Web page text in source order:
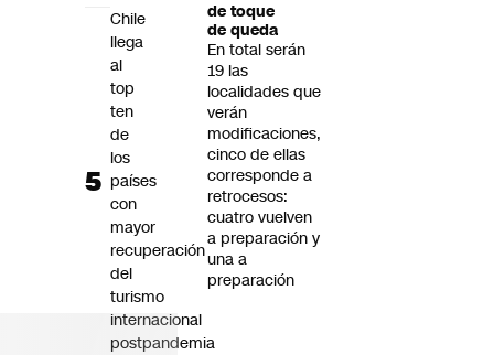
de toque
de queda
En total serán
19 las
localidades que
verán
modificaciones,
cinco de ellas
corresponde a
retrocesos:
cuatro vuelven
a preparación y
una a
preparación
Chile
llega
al
top
ten
de
los
países
con
mayor
recuperación
del
turismo
internacional
postpandemia